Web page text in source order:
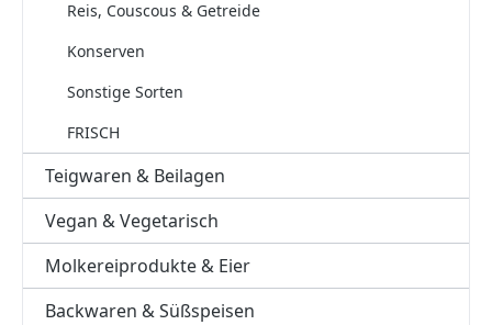
Reis, Couscous & Getreide
Konserven
Sonstige Sorten
FRISCH
Teigwaren & Beilagen
Vegan & Vegetarisch
Molkereiprodukte & Eier
Backwaren & Süßspeisen